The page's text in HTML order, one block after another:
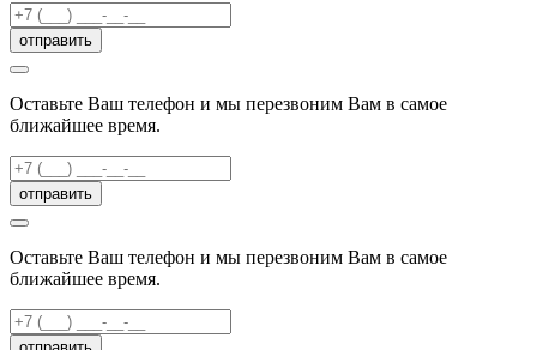
отправить
Оставьте Ваш телефон и мы перезвоним Вам в самое
ближайшее время.
отправить
Оставьте Ваш телефон и мы перезвоним Вам в самое
ближайшее время.